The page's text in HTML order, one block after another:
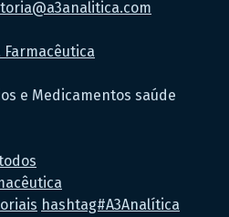
e Medicamentos saúde
hashtag#A3Analítica